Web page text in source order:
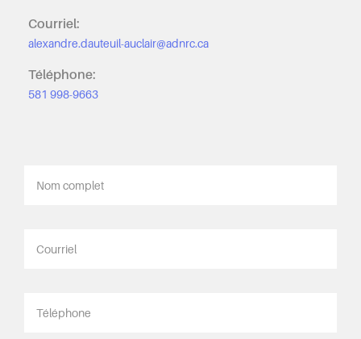
Courriel:
alexandre.dauteuil-auclair@adnrc.ca
Téléphone:
581 998-9663